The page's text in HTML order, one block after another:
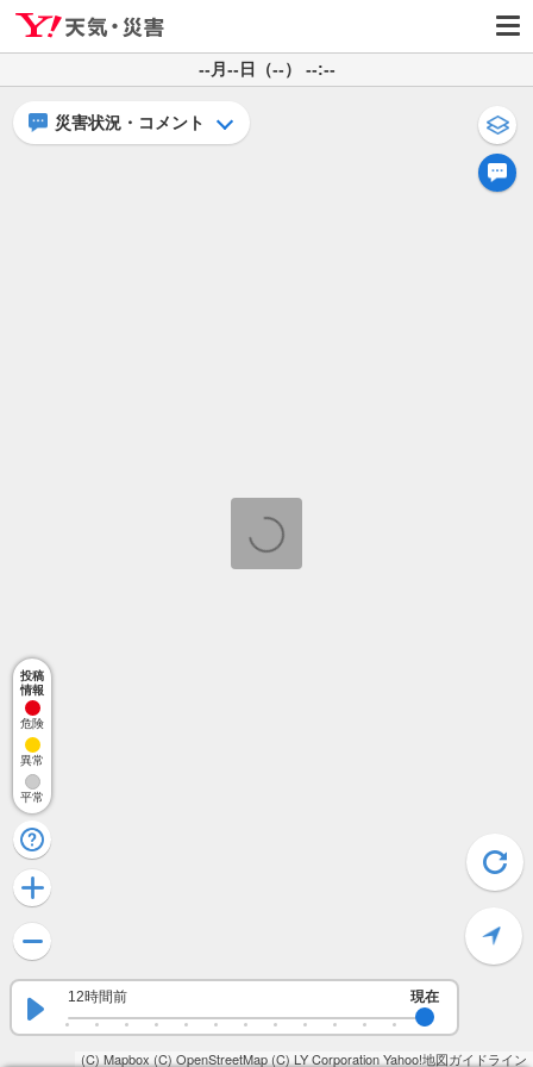
--月--日（--） --:--
(C) Mapbox (C) OpenStreetMap(C) LY CorporationYahoo!地図ガイドライン
災害状況・コメント
12時間前 現在
投稿
情報
危険
異常
平常